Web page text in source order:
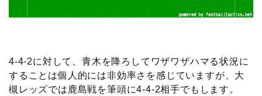
4-4-2に対して、青木を降ろしてワザワザハマる状況に
することは個人的には非効率さを感じていますが、大
槻レッズでは鹿島戦を筆頭に4-4-2相手でもします。